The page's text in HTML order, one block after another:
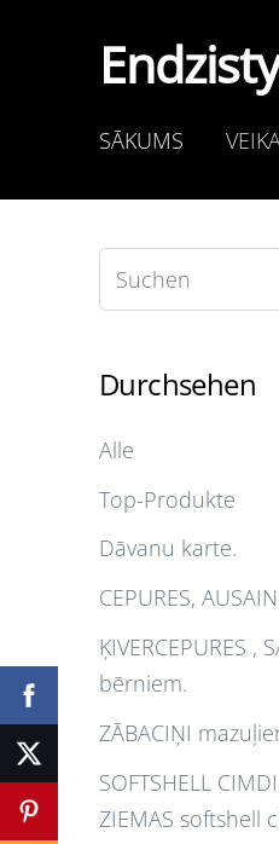
SĀKUMS
Durchsehen
Alle
Top-Produkte
Dāvanu karte.
CEPURES,
ĶIVERCEPURES ,
bērniem.
ZĀBACIŅI
SOFTSHELL
ZIEMAS softshell